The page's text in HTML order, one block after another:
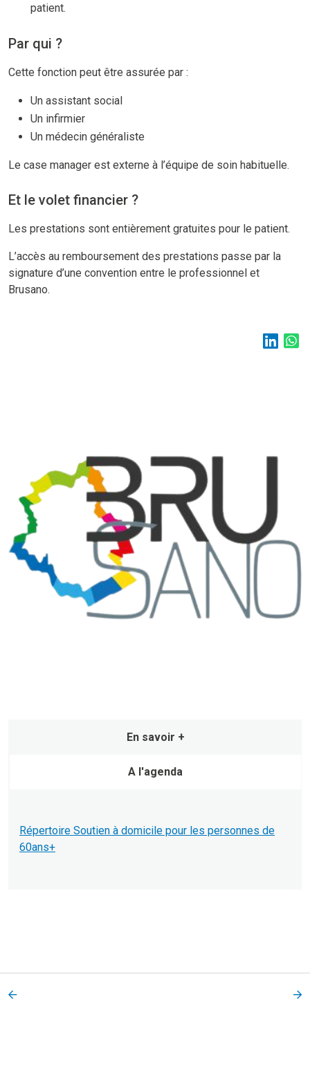
patient.
Par qui ?
Cette fonction peut être assurée par :
Un assistant social
Un infirmier
Un médecin généraliste
Le case manager est externe à l’équipe de soin habituelle.
Et le volet financier ?
Les prestations sont entièrement gratuites pour le patient.
L’accès au remboursement des prestations passe par la
signature d’une convention entre le professionnel et
Brusano.
En savoir +
A l'agenda
Répertoire Soutien à domicile pour les personnes de
60ans+